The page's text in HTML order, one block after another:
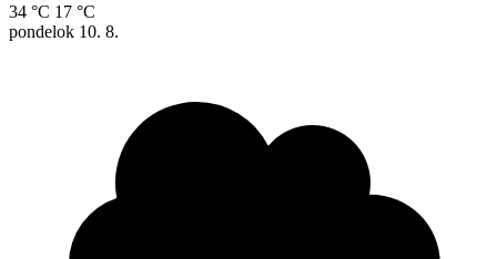
34 °C 17 °C
pondelok 10. 8.